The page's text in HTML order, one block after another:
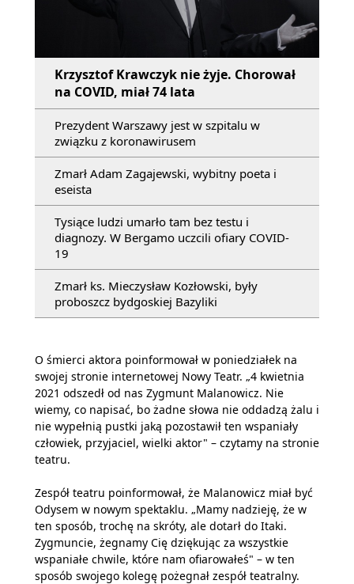
Krzysztof Krawczyk nie żyje. Chorował
na COVID, miał 74 lata
Prezydent Warszawy jest w szpitalu w
związku z koronawirusem
Zmarł Adam Zagajewski, wybitny poeta i
eseista
Tysiące ludzi umarło tam bez testu i
diagnozy. W Bergamo uczcili ofiary COVID-
19
Zmarł ks. Mieczysław Kozłowski, były
proboszcz bydgoskiej Bazyliki
O śmierci aktora poinformował w poniedziałek na
swojej stronie internetowej Nowy Teatr. „4 kwietnia
2021 odszedł od nas Zygmunt Malanowicz. Nie
wiemy, co napisać, bo żadne słowa nie oddadzą żalu i
nie wypełnią pustki jaką pozostawił ten wspaniały
człowiek, przyjaciel, wielki aktor" – czytamy na stronie
teatru.
Zespół teatru poinformował, że Malanowicz miał być
Odysem w nowym spektaklu. „Mamy nadzieję, że w
ten sposób, trochę na skróty, ale dotarł do Itaki.
Zygmuncie, żegnamy Cię dziękując za wszystkie
wspaniałe chwile, które nam ofiarowałeś" – w ten
sposób swojego kolegę pożegnał zespół teatralny.